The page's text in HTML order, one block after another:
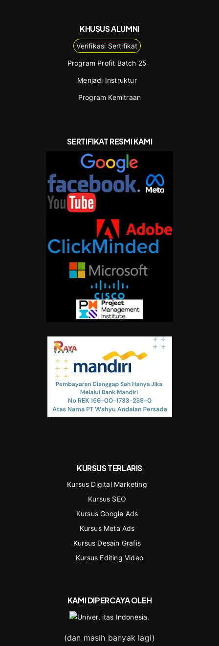
KHUSUS ALUMNI
Verifikasi Sertifikat
Program Profit Batch 25
Menjadi Instruktur
Program Kemitraan
SERTIFIKAT RESMI KAMI
KURSUS TERLARIS
Kursus Digital Marketing
Kursus SEO
Kursus Google Ads
Kursus Meta Ads
Kursus Desain Grafis
Kursus Editing Video
KAMI DIPERCAYA OLEH
(dan masih banyak lagi)